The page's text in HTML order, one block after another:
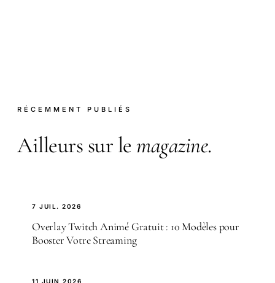
RÉCEMMENT PUBLIÉS
Ailleurs sur le magazine.
7 JUIL. 2026
Overlay Twitch Animé Gratuit : 10 Modèles pour
Booster Votre Streaming
11 JUIN 2026